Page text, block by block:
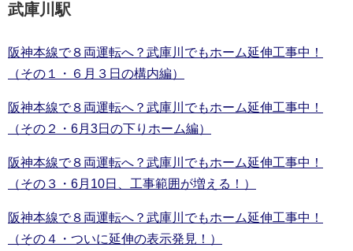
武庫川駅
阪神本線で８両運転へ？武庫川でもホーム延伸工事中！
（その１・６月３日の構内編）
阪神本線で８両運転へ？武庫川でもホーム延伸工事中！
（その２・6月3日の下りホーム編）
阪神本線で８両運転へ？武庫川でもホーム延伸工事中！
（その３・6月10日、工事範囲が増える！）
阪神本線で８両運転へ？武庫川でもホーム延伸工事中！
（その４・ついに延伸の表示発見！）